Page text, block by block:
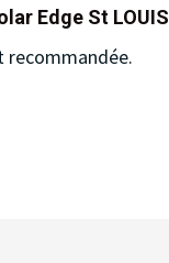
Edge St
recommandée.